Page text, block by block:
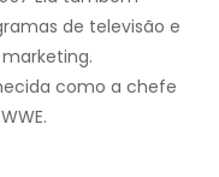
de televisão e
como a chefe